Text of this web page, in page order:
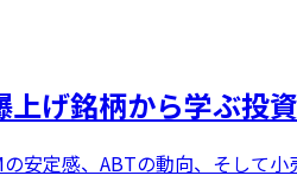
げ銘柄から学ぶ投
安定感、ABTの動向、そして